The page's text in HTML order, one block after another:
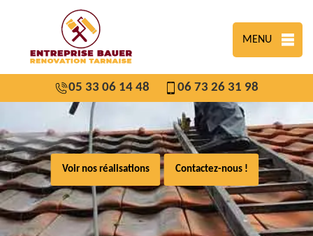
MENU
05 33 06 14 48 06 73 26 31 98
Voir nos réalisations Contactez-nous !